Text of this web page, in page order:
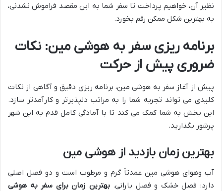
نظیر آن، خواهیم پرداخت تا سفر شما به این مقصد فراموش نشدنی،
به بهترین شکل ممکن رقم بخورد.
برنامه ریزی سفر به هوشی مین: نکات
ضروری پیش از حرکت
پیش از آغاز سفر به هوشی مین، برنامه ریزی دقیق و آگاهی از نکات
کلیدی می تواند تجربه شما را به مراتب دلپذیرتر و کارآمدتر سازد.
این بخش به شما کمک می کند تا با آمادگی کامل قدم به این شهر
پرشور بگذارید.
بهترین زمان بازدید از هوشی مین
آب وهوای هوشی مین عمدتاً گرم و مرطوب است و دو فصل اصلی
دارد: فصل خشک و فصل بارانی.بهترین زمان برای سفر به هوشی